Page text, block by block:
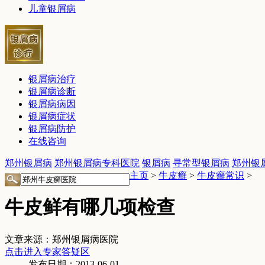
儿童银屑病
银屑病治疗
银屑病诊断
银屑病病因
银屑病症状
银屑病防护
在线咨询
郑州银屑病 郑州银屑病专科医院 银屑病 寻常型银屑病 郑州银
主页 > 牛皮癣 > 牛皮癣常识 >
牛皮鲜有哪几项检查
文章来源：郑州银屑病医院
点击进入专家答疑区